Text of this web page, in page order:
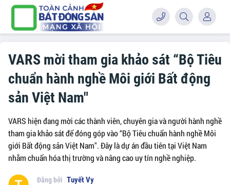
VARS mời tham gia khảo sát “Bộ Tiêu
chuẩn hành nghề Môi giới Bất động
sản Việt Nam"
VARS hiện đang mời các thành viên, chuyên gia và người hành nghề
tham gia khảo sát để đóng góp vào “Bộ Tiêu chuẩn hành nghề Môi
giới Bất động sản Việt Nam". Đây là dự án đầu tiên tại Việt Nam
nhằm chuẩn hóa thị trường và nâng cao uy tín nghề nghiệp.
Tuyết Vy